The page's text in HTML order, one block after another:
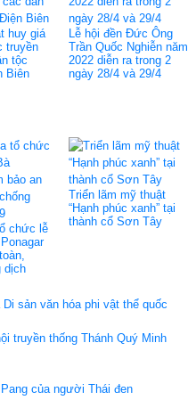
huy giá
truyền
tộc
Biên
Lễ hội đền Đức Ông
Trần Quốc Nghiễn năm
2022 diễn ra trong 2
ngày 28/4 và 29/4
chức lễ
dịch
Triển lãm mỹ thuật
“Hạnh phúc xanh” tại
thành cổ Sơn Tây
sản văn hóa phi vật thể quốc
truyền thống Thánh Quý Minh
của người Thái đen